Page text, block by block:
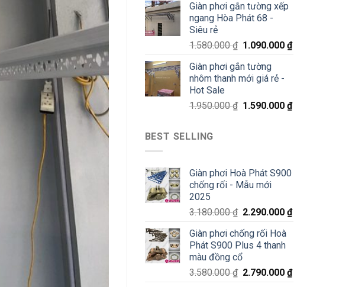
Giàn phơi gắn tường xếp
ngang Hòa Phát 68 -
Siêu rẻ
1.580.000₫ 1.090.000₫
Giàn phơi gắn tường
nhôm thanh mới giá rẻ -
Hot Sale
1.950.000₫ 1.590.000₫
BEST SELLING
Giàn phơi Hoà Phát S900
chống rối - Mẫu mới
2025
3.180.000₫ 2.290.000₫
Giàn phơi chống rối Hoà
Phát S900 Plus 4 thanh
màu đồng cổ
3.580.000₫ 2.790.000₫